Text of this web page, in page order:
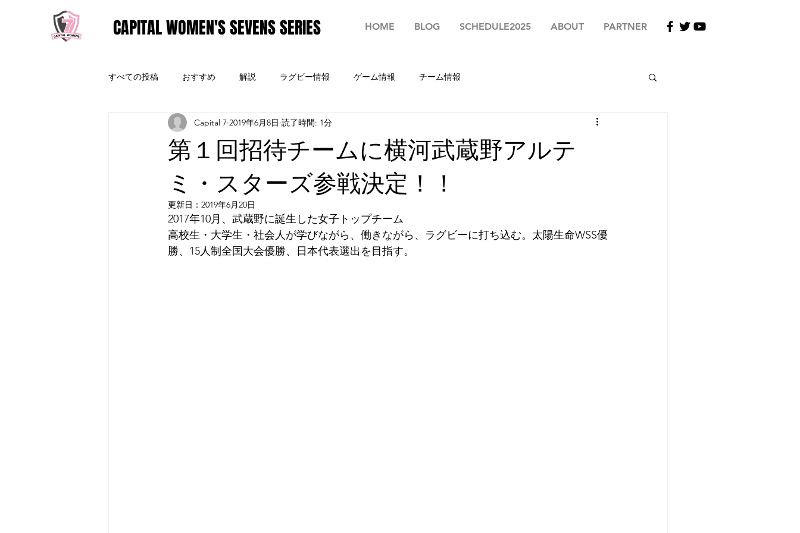
CAPITAL WOMEN'S SEVENS SERIES HOME BLOG SCHEDULE2025 ABOUT PARTNER
すべての投稿 おすすめ 解説 ラグビー情報 ゲーム情報 チーム情報
第１回招待チームに横河武蔵野アルテ
ミ・スターズ参戦決定！！
Capital 7 2019年6月8日 読了時間: 1分
更新日： 2019年6月20日
2017年10月、武蔵野に誕生した女子トップチーム
高校生・大学生・社会人が学びながら、働きながら、ラグビーに打ち込む。太陽生命WSS優
勝、15人制全国大会優勝、日本代表選出を目指す。